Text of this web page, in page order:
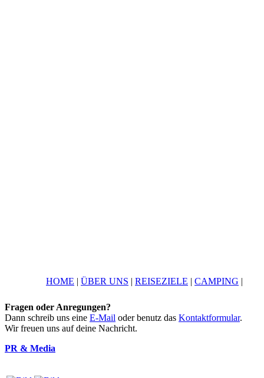
HOME | ÜBER UNS | REISEZIELE | CAMPING |
Fragen oder Anregungen?
Dann schreib uns eine E-Mail oder benutz das Kontaktformular.
Wir freuen uns auf deine Nachricht.
PR & Media